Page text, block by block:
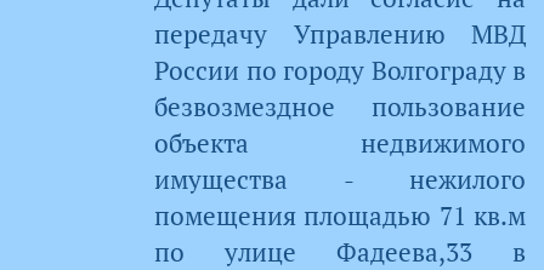
передачу Управлению МВД
России по городу Волгограду в
безвозмездное пользование
объекта недвижимого
имущества - нежилого
помещения площадью 71 кв.м
по улице Фадеева,33 в